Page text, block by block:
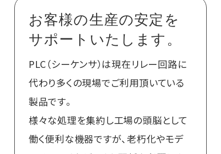
お客様の生産の安定を
サポートいたします。
PLC（シーケンサ）は現在リレー回路に
代わり多くの現場でご利用頂いている
製品です。
様々な処理を集約し工場の頭脳として
働く便利な機器ですが、老朽化やモデ